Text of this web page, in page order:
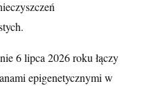
6 lipca 2026 roku łączy
epigenetycznymi w